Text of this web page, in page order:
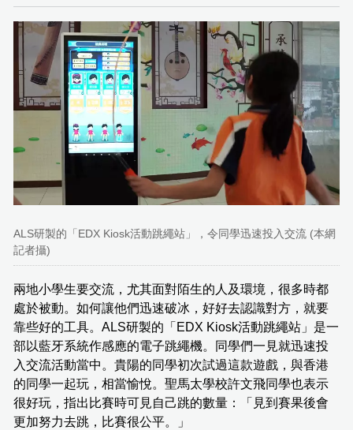
ALS研製的「EDX Kiosk活動跳繩站」，令同學迅速投入交流 (本網
記者攝)
兩地小學生要交流，尤其面對陌生的人及環境，很多時都
處於被動。如何讓他們迅速破冰，好好去認識對方，就要
靠些好的工具。ALS研製的「EDX Kiosk活動跳繩站」是一
部以藍牙系統作感應的電子跳繩機。同學們一見就迅速投
入交流活動當中。貴陽的同學初次試過這款遊戲，與香港
的同學一起玩，相當愉悅。聖馬太學校許文飛同學也表示
很好玩，指出比賽時可見自己跳的數量：「見到賽果後會
更加努力去跳，比賽很公平。」